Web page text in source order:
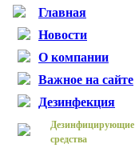
Главная
Новости
О компании
Важное на сайте
Дезинфекция
Дезинфицирующие
средства